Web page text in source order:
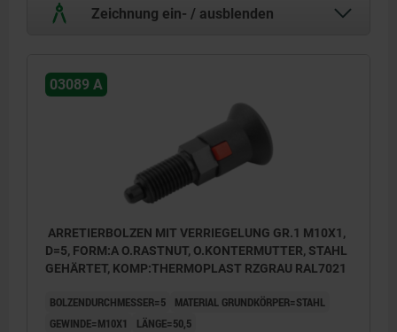
Zeichnung ein- / ausblenden
03089 A
ARRETIERBOLZEN MIT VERRIEGELUNG GR.1 M10X1,
D=5, FORM:A O.RASTNUT, O.KONTERMUTTER, STAHL
GEHÄRTET, KOMP:THERMOPLAST RZGRAU RAL7021
BOLZENDURCHMESSER=5
MATERIAL GRUNDKÖRPER=STAHL
GEWINDE=M10X1
LÄNGE=50,5